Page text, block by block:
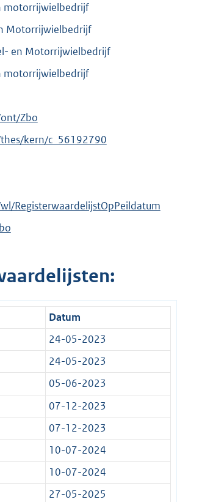
motorrijwielbedrijf
Motorrijwielbedrijf
en Motorrijwielbedrijf
motorrijwielbedrijf
Zbo
kern/c_56192790
RegisterwaardelijstOpPeildatum
Datum
24-05-2023
24-05-2023
05-06-2023
07-12-2023
07-12-2023
10-07-2024
10-07-2024
27-05-2025